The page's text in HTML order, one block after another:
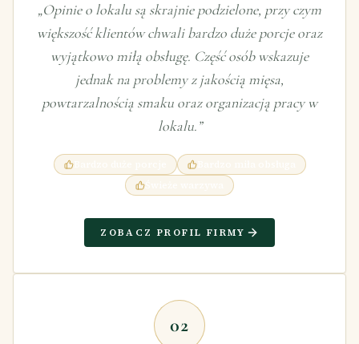
„Opinie o lokalu są skrajnie podzielone, przy czym
większość klientów chwali bardzo duże porcje oraz
wyjątkowo miłą obsługę. Część osób wskazuje
jednak na problemy z jakością mięsa,
powtarzalnością smaku oraz organizacją pracy w
lokalu.”
Bardzo duże porcje
Bardzo miła obsługa
ZOBACZ PROFIL FIRMY
02